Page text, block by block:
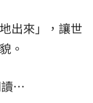
出來」，讓世
。
讀…